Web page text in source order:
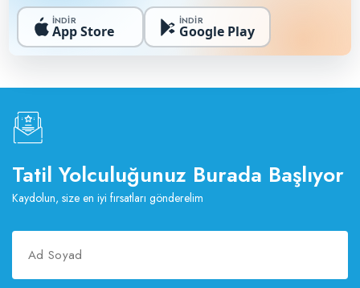
İNDİR
App Store
İNDİR
Google Play
Tatil Yolculuğunuz Burada Başlıyor
Kaydolun, size en iyi fırsatları gönderelim